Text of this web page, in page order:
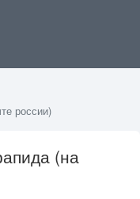
россии)
(на